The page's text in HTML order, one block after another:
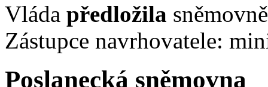
Vláda předložila
Zástupce navrhovatele:
Poslanecká sněmovna